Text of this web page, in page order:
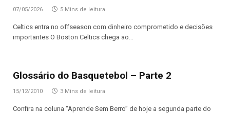
07/05/2026 5 Mins de leitura
Celtics entra no offseason com dinheiro comprometido e decisões
importantes O Boston Celtics chega ao…
Glossário do Basquetebol – Parte 2
15/12/2010 3 Mins de leitura
Confira na coluna “Aprende Sem Berro” de hoje a segunda parte do